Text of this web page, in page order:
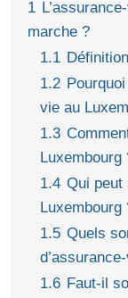
1
marche ?
1.1
1.2
vie au
1.3
Luxembourg
1.4 Qui peut
Luxembourg
1.5 Quels
1.6 Faut-il